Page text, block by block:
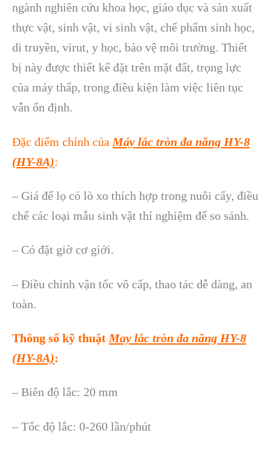
ngành nghiên cứu khoa học, giáo dục và sản xuất
thực vật, sinh vật, vi sinh vật, chế phẩm sinh học,
di truyền, virut, y học, bảo vệ môi trường. Thiết
bị này được thiết kế đặt trên mặt đất, trọng lực
của máy thấp, trong điều kiện làm việc liên tục
vẫn ổn định.
Đặc điểm chính của Máy lắc tròn đa năng HY-8
(HY-8A):
– Giá để lọ có lò xo thích hợp trong nuôi cấy, điều
chế các loại mẫu sinh vật thí nghiệm để so sánh.
– Có đặt giờ cơ giới.
– Điều chỉnh vận tốc vô cấp, thao tác dễ dàng, an
toàn.
Thông số kỹ thuật May lắc tròn đa năng HY-8
(HY-8A):
– Biên độ lắc: 20 mm
– Tốc độ lắc: 0-260 lần/phút